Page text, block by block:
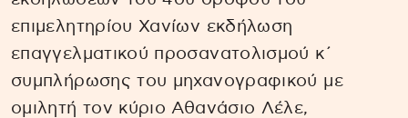
επιμελητηρίου Χανίων εκδήλωση
επαγγελματικού προσανατολισμού κ´
συμπλήρωσης του μηχανογραφικού με
ομιλητή τον κύριο Αθανάσιο Λέλε,